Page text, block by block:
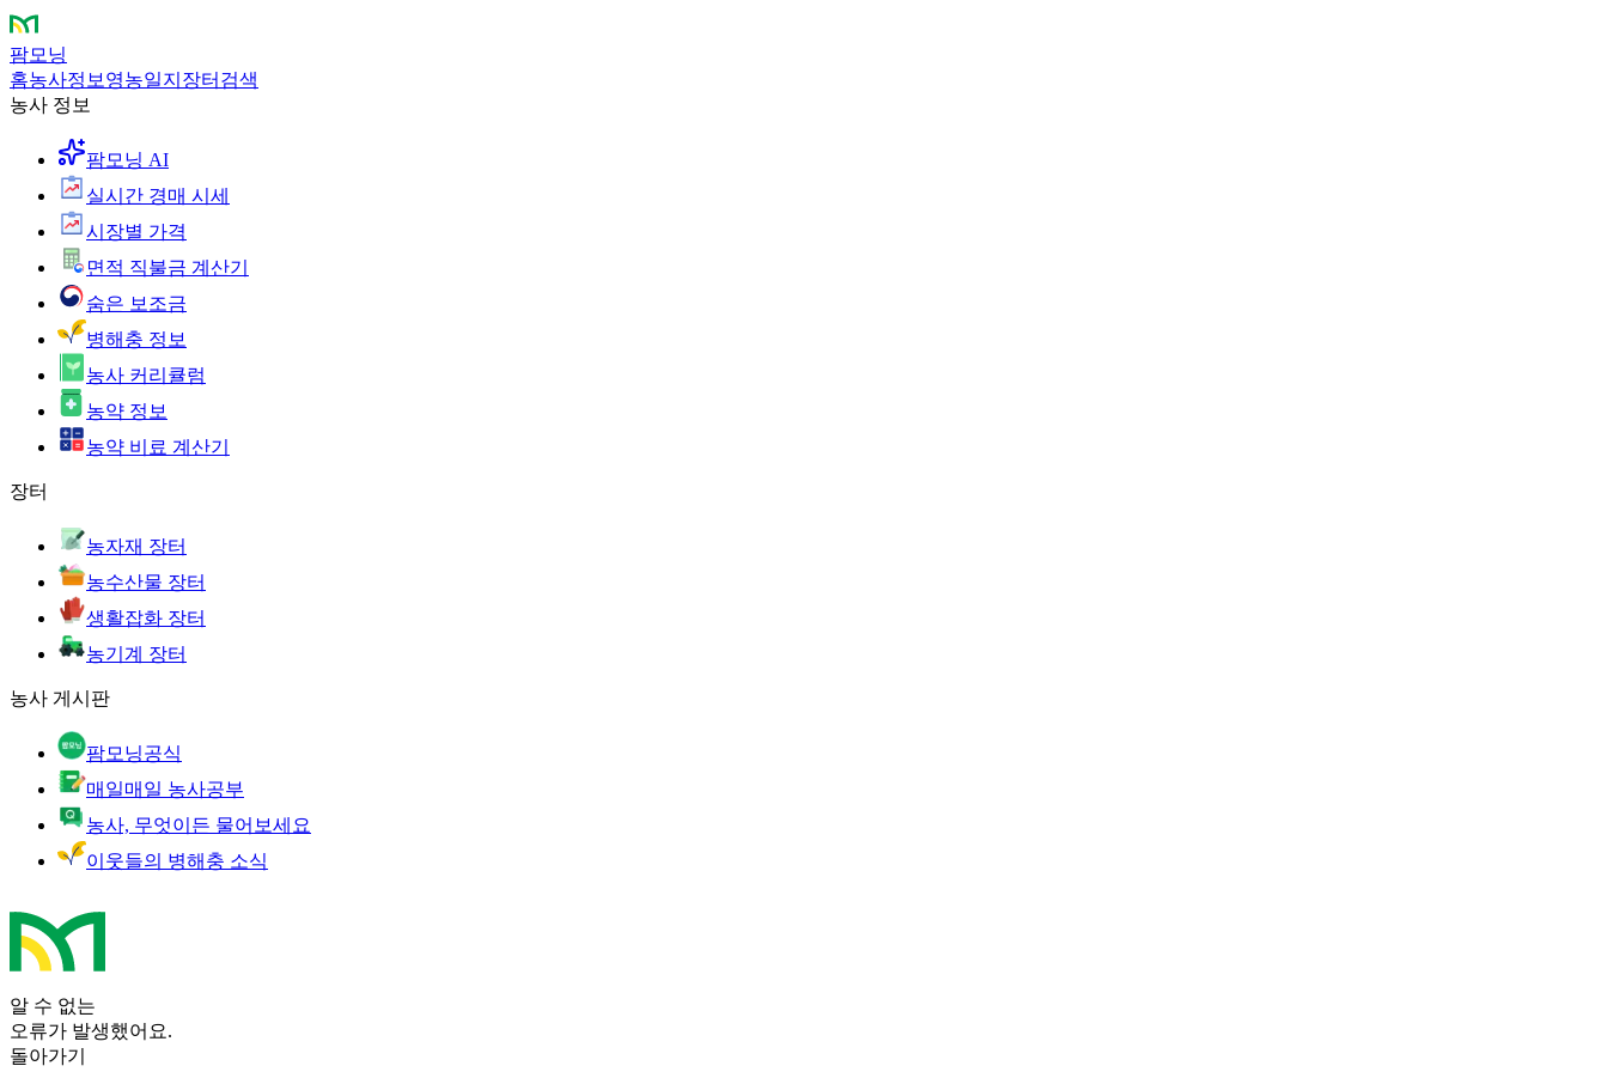
팜모닝
홈농사정보 영농일지 장터 검색
농사 정보
팜모닝 AI
실시간 경매 시세
시장별 가격
면적 직불금 계산기
숨은 보조금
병해충 정보
농사 커리큘럼
농약 정보
농약 비료 계산기
장터
농자재 장터
농수산물 장터
생활잡화 장터
농기계 장터
농사 게시판
팜모닝공식
매일매일 농사공부
농사, 무엇이든 물어보세요
이웃들의 병해충 소식
알 수 없는
오류가 발생했어요.
돌아가기